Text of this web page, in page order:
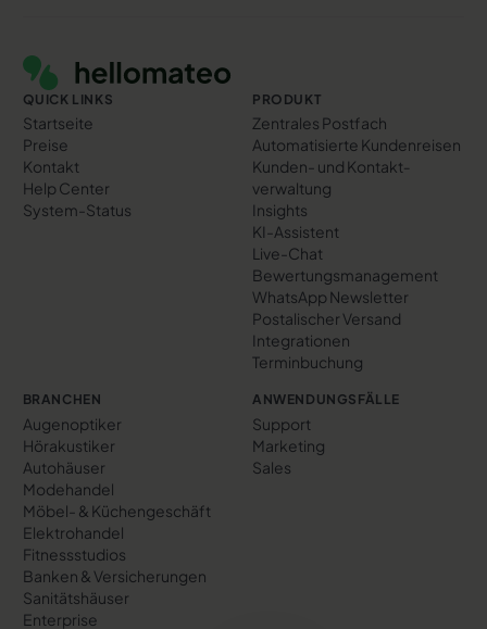
QUICK LINKS
Startseite
Preise
Kontakt
Help Center
System-Status
PRODUKT
Zentrales Postfach
Automatisierte Kundenreisen
Kunden- und Kontakt­
verwaltung
Insights
KI-Assistent
Live-Chat
Bewertungs­management
WhatsApp Newsletter
Postalischer Versand
Integrationen
Terminbuchung
BRANCHEN
Augenoptiker
Hörakustiker
Autohäuser
Modehandel
Möbel- & Küchengeschäft
Elektrohandel
Fitnessstudios
Banken & Versicherungen
Sanitätshäuser
Enterprise
ANWENDUNGSFÄLLE
Support
Marketing
Sales